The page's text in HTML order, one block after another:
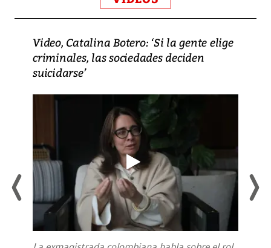
Video, Catalina Botero: ‘Si la gente elige
criminales, las sociedades deciden
suicidarse’